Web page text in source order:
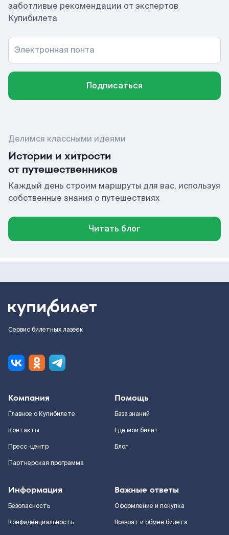
заботливые рекомендации от экспертов
Купибилета
Электронная почта
Подписаться
Делимся классными идеями
Истории и хитрости
от путешественников
Каждый день строим маршруты для вас, используя
собственные знания о путешествиях
Читать блог
Сервис билетных лазеек
Компания
Главное о Купибилете
Контакты
Пресс-центр
Партнерская программа
Помощь
База знаний
Где мой билет
Блог
Информация
Безопасность
Конфиденциальность
Важные ответы
Оформление и покупка
Возврат и обмен билета